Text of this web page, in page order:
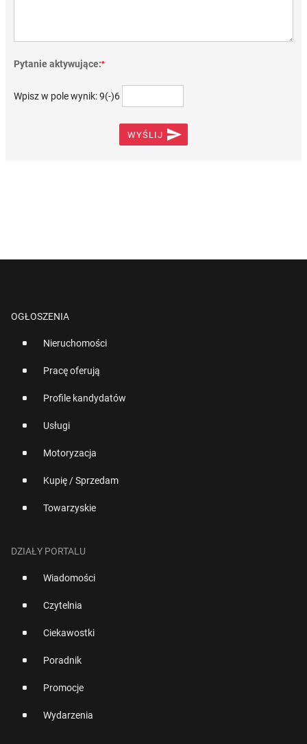
Pytanie aktywujące:*
Wpisz w pole wynik: 9(-)6
WYŚLIJ 
OGŁOSZENIA
Nieruchomości
Pracę oferują
Profile kandydatów
Usługi
Motoryzacja
Kupię / Sprzedam
Towarzyskie
DZIAŁY PORTALU
Wiadomości
Czytelnia
Ciekawostki
Poradnik
Promocje
Wydarzenia